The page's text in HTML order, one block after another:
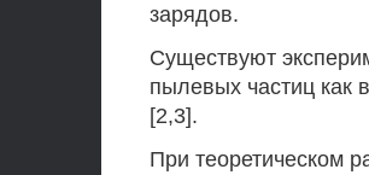
зарядов.
Существуют
пылевых частиц как
[2,3].
При теоретическом